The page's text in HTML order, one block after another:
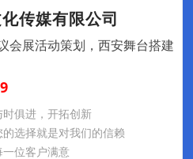
传媒有限公司
会展活动策划，西安舞台搭建
俱进，开拓创新
选择就是对我们的信赖
位客户满意